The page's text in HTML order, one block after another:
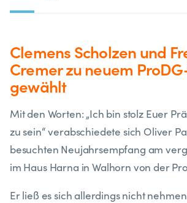
Clemens Scholzen und
Cremer zu neuem
gewählt
Mit den Worten: „Ich bin stolz Euer
zu sein“ verabschiedete sich Oliver
besuchten Neujahrsempfang am
im Haus Harna in Walhorn von der
Er ließ es sich allerdings nicht